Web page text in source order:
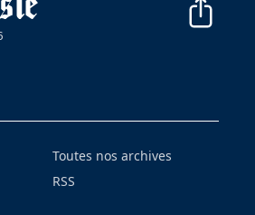
Toutes nos archives
RSS